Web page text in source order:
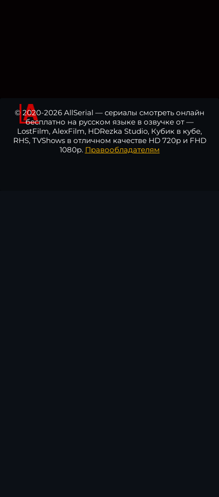
© 2020-2026 AllSerial — сериалы смотреть онлайн
бесплатно на русском языке в озвучке от —
LostFilm, AlexFilm, HDRezka Studio, Кубик в кубе,
RHS, TVShows в отличном качестве HD 720p и FHD
1080p. Правообладателям